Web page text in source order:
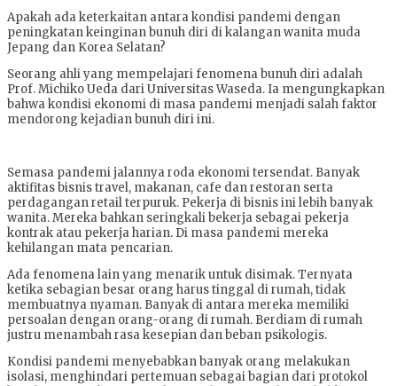
Apakah ada keterkaitan antara kondisi pandemi dengan
peningkatan keinginan bunuh diri di kalangan wanita muda
Jepang dan Korea Selatan?
Seorang ahli yang mempelajari fenomena bunuh diri adalah
Prof. Michiko Ueda dari Universitas Waseda. Ia mengungkapkan
bahwa kondisi ekonomi di masa pandemi menjadi salah faktor
mendorong kejadian bunuh diri ini.
Semasa pandemi jalannya roda ekonomi tersendat. Banyak
aktifitas bisnis travel, makanan, cafe dan restoran serta
perdagangan retail terpuruk. Pekerja di bisnis ini lebih banyak
wanita. Mereka bahkan seringkali bekerja sebagai pekerja
kontrak atau pekerja harian. Di masa pandemi mereka
kehilangan mata pencarian.
Ada fenomena lain yang menarik untuk disimak. Ternyata
ketika sebagian besar orang harus tinggal di rumah, tidak
membuatnya nyaman. Banyak di antara mereka memiliki
persoalan dengan orang-orang di rumah. Berdiam di rumah
justru menambah rasa kesepian dan beban psikologis.
Kondisi pandemi menyebabkan banyak orang melakukan
isolasi, menghindari pertemuan sebagai bagian dari protokol